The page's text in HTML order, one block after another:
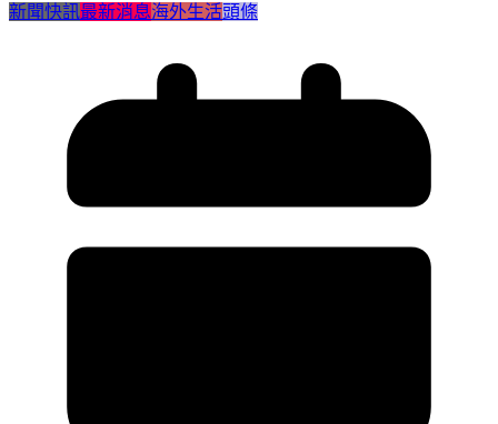
新聞快訊最新消息海外生活頭條